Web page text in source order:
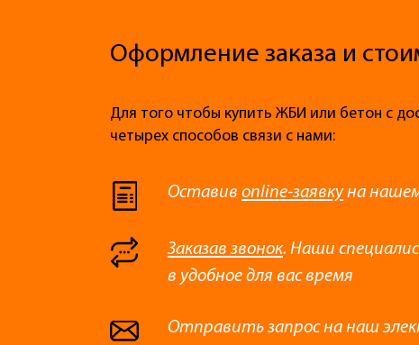
Оформление заказа и
Для того чтобы купить ЖБИ или бетон с
четырех способов связи с нами:
Оставив online-заявкуна
Заказав звонок. Наши
в удобное для вас время
Отправить запрос на наш